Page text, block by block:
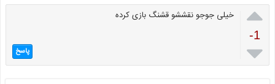

-1

خیلی جوجو نقششو قشنگ بازی کرده
پاسخ